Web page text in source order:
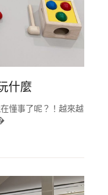
什麼
懂事了呢？！越來越